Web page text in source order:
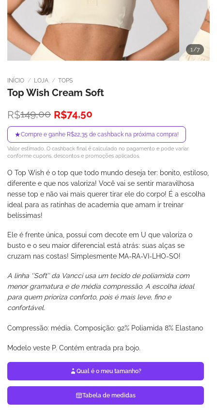
1 /7
INÍCIO / LOJA / TOPS
Top Wish Cream Soft
R$149,00
O
preço
original
era:
R$149,00.
R$74,50
O
preço
atual
é:
R$74,50.
★Compre e ganhe R$22,35 de cashback na próxima compra!
Valor estimado. O cashback final é calculado no pagamento e pode variar
conforme cupons, descontos e promoções aplicados.
O Top Wish é o top que todo mundo deseja ter: bonito, estiloso,
diferente e que nos valoriza! Você vai se sentir maravilhosa
nesse top e não vai mais querer tirar ele do corpo! É a escolha
ideal para as ratinhas de academia que amam ir treinar
belíssimas!
Ele é frente única, possui com decote em U que valoriza o
busto e o seu maior diferencial está atrás: suas alças se
cruzam nas costas! Simplesmente MA-RA-VI-LHO-SO!
A linha ‘’Soft’’ da Vancci usa um tecido de poliamida com
menor gramatura e de média compressão. A escolha ideal
para quem prioriza conforto, pois é mais leve, fino e
confortável.
Compressão: média. Composição: 92% Poliamida 8% Elastano
Modelo veste P. Contém entrada pra bojo.
Qual é o meu tamanho?
Tabela de medidas